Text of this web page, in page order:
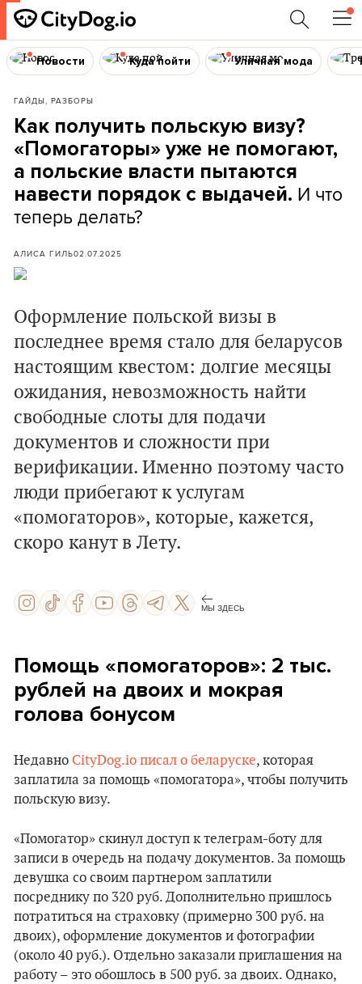
Новости Куда пойти Уличная мода
ГАЙДЫ, РАЗБОРЫ
Как получить польскую визу?
«Помогаторы» уже не помогают,
а польские власти пытаются
навести порядок с выдачей. И что
теперь делать?
АЛИСА ГИЛЬ02.07.2025
Оформление польской визы в
последнее время стало для беларусов
настоящим квестом: долгие месяцы
ожидания, невозможность найти
свободные слоты для подачи
документов и сложности при
верификации. Именно поэтому часто
люди прибегают к услугам
«помогаторов», которые, кажется,
скоро канут в Лету.
МЫ ЗДЕСЬ
Помощь «помогаторов»: 2 тыс.
рублей на двоих и мокрая
голова бонусом
Недавно CityDog.io писал о беларуске, которая
заплатила за помощь «помогатора», чтобы получить
польскую визу.
«Помогатор» скинул доступ к телеграм-боту для
записи в очередь на подачу документов. За помощь
девушка со своим партнером заплатили
посреднику по 320 руб. Дополнительно пришлось
потратиться на страховку (примерно 300 руб. на
двоих), оформление документов и фотографии
(около 40 руб.). Отдельно заказали приглашения на
работу – это обошлось в 500 руб. за двоих. Однако,